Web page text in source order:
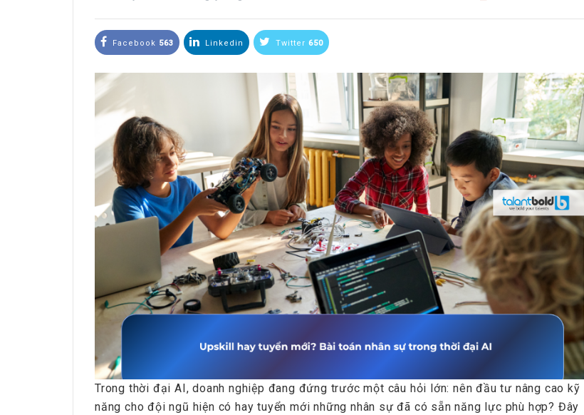
Facebook 563 Linkedin Twitter 650
Trong thời đại AI, doanh nghiệp đang đứng trước một câu hỏi lớn: nên đầu tư nâng cao kỹ
năng cho đội ngũ hiện có hay tuyển mới những nhân sự đã có sẵn năng lực phù hợp? Đây